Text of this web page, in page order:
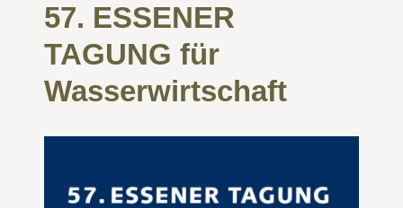
57. ESSENER
TAGUNG für
Wasserwirtschaft